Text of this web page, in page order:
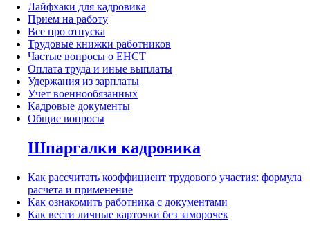
Лайфхаки для кадровика
Прием на работу
Все про отпуска
Трудовые книжки работников
Частые вопросы о ЕНСТ
Оплата труда и иные выплаты
Удержания из зарплаты
Учет военнообязанных
Кадровые документы
Общие вопросы
Шпаргалки кадровика
Как рассчитать коэффициент трудового участия: формула
расчета и применение
Как ознакомить работника с документами
Как вести личные карточки без заморочек